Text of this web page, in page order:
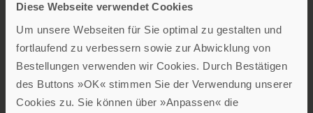
Diese Webseite verwendet Cookies
Um unsere Webseiten für Sie optimal zu gestalten und
fortlaufend zu verbessern sowie zur Abwicklung von
Bestellungen verwenden wir Cookies. Durch Bestätigen
des Buttons »OK« stimmen Sie der Verwendung unserer
Cookies zu. Sie können über »Anpassen« die
Lebensfreude in farbenfroher Gestaltung: Persönliche
Geschenke mit wohltuenden Inspirationen. Irische
Segenswünsche und Geschenkbücher zum Thema älter
werden. Grußkarten für Geburtstage, zur Ermutigung, zu Trost
und Trauer.